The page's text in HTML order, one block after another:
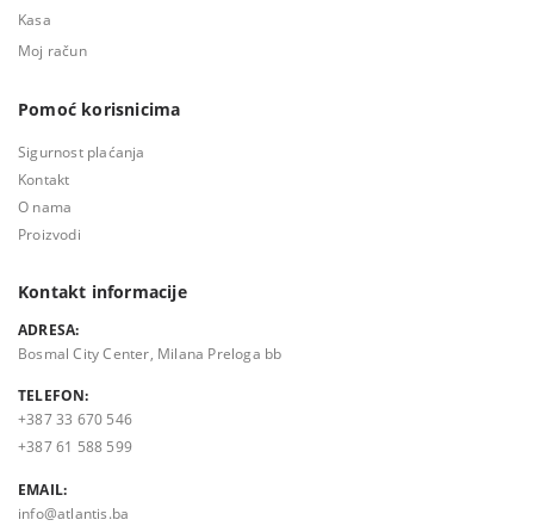
Kasa
Moj račun
Pomoć korisnicima
Sigurnost plaćanja
Kontakt
O nama
Proizvodi
Kontakt informacije
ADRESA:
Bosmal City Center, Milana Preloga bb
TELEFON:
+387 33 670 546
+387 61 588 599
EMAIL:
info@atlantis.ba